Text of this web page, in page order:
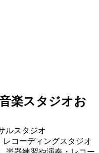
楽スタジオお
ルスタジオ
コーディングスタジオ